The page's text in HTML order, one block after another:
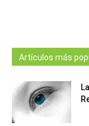
Artículos más